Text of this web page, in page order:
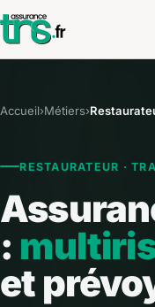
Accueil›Métiers›
RESTAURATEUR ·
:
et